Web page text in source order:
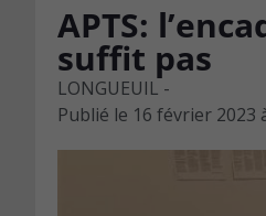
APTS:
suffit pas
LONGUEUIL -
Publié le 16 février 2023